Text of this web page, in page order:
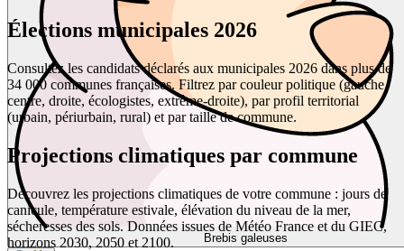
Brebis galeuses
Élections municipales 2026
Consultez les candidats déclarés aux municipales 2026 dans plus de
34 000 communes françaises. Filtrez par couleur politique (gauche,
centre, droite, écologistes, extrême-droite), par profil territorial
(urbain, périurbain, rural) et par taille de commune.
Projections climatiques par commune
Découvrez les projections climatiques de votre commune : jours de
canicule, température estivale, élévation du niveau de la mer,
sécheresses des sols. Données issues de Météo France et du GIEC,
horizons 2030, 2050 et 2100.